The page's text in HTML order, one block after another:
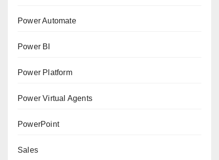
Power Automate
Power BI
Power Platform
Power Virtual Agents
PowerPoint
Sales